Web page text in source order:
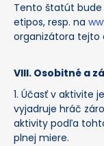
Tento štatút bude
etipos, resp. na
organizátora tejto
VIII. Osobitné a
1. Účasť v aktivite
vyjadruje hráč
aktivity podľa
plnej miere.